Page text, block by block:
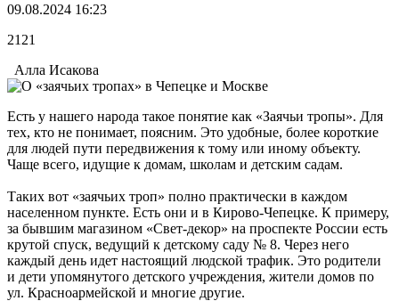
09.08.2024 16:23
2121
Алла Исакова
Есть у нашего народа такое понятие как «Заячьи тропы». Для
тех, кто не понимает, поясним. Это удобные, более короткие
для людей пути передвижения к тому или иному объекту.
Чаще всего, идущие к домам, школам и детским садам.
Таких вот «заячьих троп» полно практически в каждом
населенном пункте. Есть они и в Кирово-Чепецке. К примеру,
за бывшим магазином «Свет-декор» на проспекте России есть
крутой спуск, ведущий к детскому саду № 8. Через него
каждый день идет настоящий людской трафик. Это родители
и дети упомянутого детского учреждения, жители домов по
ул. Красноармейской и многие другие.